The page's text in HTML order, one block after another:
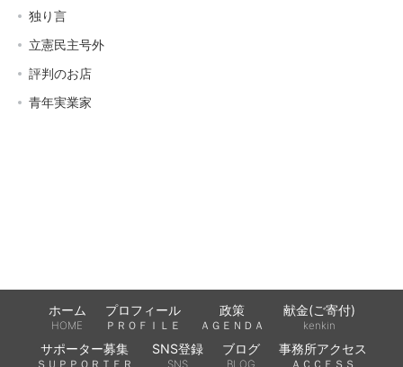
独り言
立憲民主号外
評判のお店
青年実業家
ホーム
HOME
プロフィール
ＰＲＯＦＩＬＥ
政策
ＡＧＥＮＤＡ
献金(ご寄付)
kenkin
サポーター募集
ＳＵＰＰＯＲＴＥＲ
SNS登録
SNS
ブログ
BLOG
事務所アクセス
ＡＣＣＥＳＳ